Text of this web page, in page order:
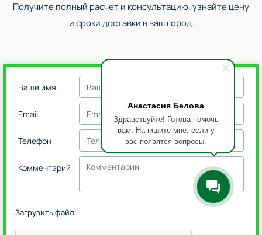
Анастасия Белова
Здравствуйте! Готова помочь
вам. Напишите мне, если у
вас появятся вопросы.
Получите полный расчет и консультацию, узнайте цену
и сроки доставки в ваш город.
Ваше имя
Email
Телефон
Комментарий
Загрузить файл